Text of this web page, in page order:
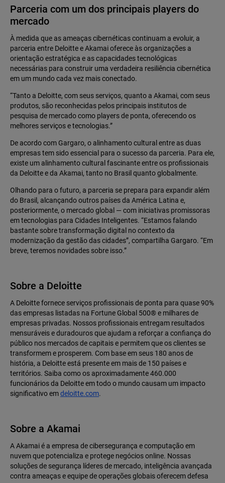
Parceria com um dos principais players do
mercado
À medida que as ameaças cibernéticas continuam a evoluir, a
parceria entre Deloitte e Akamai oferece às organizações a
orientação estratégica e as capacidades tecnológicas
necessárias para construir uma verdadeira resiliência cibernética
em um mundo cada vez mais conectado.
“Tanto a Deloitte, com seus serviços, quanto a Akamai, com seus
produtos, são reconhecidas pelos principais institutos de
pesquisa de mercado como players de ponta, oferecendo os
melhores serviços e tecnologias.”
De acordo com Gargaro, o alinhamento cultural entre as duas
empresas tem sido essencial para o sucesso da parceria. Para ele,
existe um alinhamento cultural fascinante entre os profissionais
da Deloitte e da Akamai, tanto no Brasil quanto globalmente.
Olhando para o futuro, a parceria se prepara para expandir além
do Brasil, alcançando outros países da América Latina e,
posteriormente, o mercado global — com iniciativas promissoras
em tecnologias para Cidades Inteligentes. “Estamos falando
bastante sobre transformação digital no contexto da
modernização da gestão das cidades”, compartilha Gargaro. “Em
breve, teremos novidades sobre isso.”
Sobre a Deloitte
A Deloitte fornece serviços profissionais de ponta para quase 90%
das empresas listadas na Fortune Global 500® e milhares de
empresas privadas. Nossos profissionais entregam resultados
mensuráveis ​​e duradouros que ajudam a reforçar a confiança do
público nos mercados de capitais e permitem que os clientes se
transformem e prosperem. Com base em seus 180 anos de
história, a Deloitte está presente em mais de 150 países e
territórios. Saiba como os aproximadamente 460.000
funcionários da Deloitte em todo o mundo causam um impacto
significativo emdeloitte.com.
Sobre a Akamai
A Akamai é a empresa de cibersegurança e computação em
nuvem que potencializa e protege negócios online. Nossas
soluções de segurança líderes de mercado, inteligência avançada
contra ameaças e equipe de operações globais oferecem defesa